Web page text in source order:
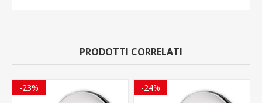
PRODOTTI CORRELATI
-23% -24%